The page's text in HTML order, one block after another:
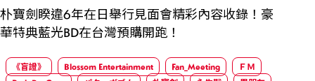
朴寶劍睽違6年在日舉行見面會精彩內容收錄！豪
華特典藍光BD在台灣預購開跑！
《盲證》 Blossom Entertainment Fan_Meeting
ＦＭ